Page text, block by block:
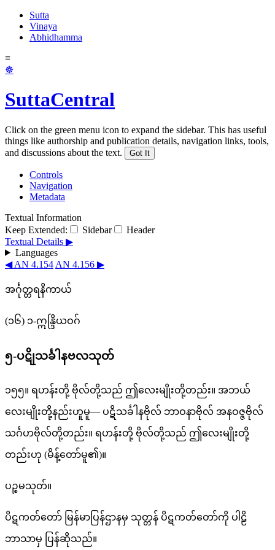
Sutta
Vinaya
Abhidhamma
≡
☸
SuttaCentral
Click on the green menu icon to expand the sidebar. This has useful
things like authorship and publication details, navigation links, tools,
and discussions about the text.
Got It
Controls
Navigation
Metadata
Textual Information
Keep Extended:
Sidebar
Header
Textual Details ▶
Languages
◀ AN 4.154 AN 4.156 ▶
အင်္ဂုတ္တရနိကာယ်
(၁၆) ၁-ဣန္ဒြိယဝဂ်
၅-ပဋိုသင်္ခါနဗလသုတ်
၁၅၅။ ရဟန်းတို့ ဗိုလ်တို့သည် ဤလေးမျိုးတို့တည်း။ အဘယ်
လေးမျိုးတို့နည်းဟူမူ— ပဋိသင်္ခါနဗိုလ် ဘာဝနာဗိုလ် အနဝဇ္ဇဗိုလ်
သင်္ဂဟဗိုလ်တို့တည်း။ ရဟန်းတို့ ဗိုလ်တို့သည် ဤလေးမျိုးတို့
တည်းဟု (မိန့်တော်မူ၏)။
ပဉ္စမသုတ်။
ပိဋကတ်တော် မြန်မာပြန်ဌာနမှ သုတ္တန် ပိဋကတ်တော်ကို ပါဠိ
ဘာသာမှ ပြန်ဆိုသည်။